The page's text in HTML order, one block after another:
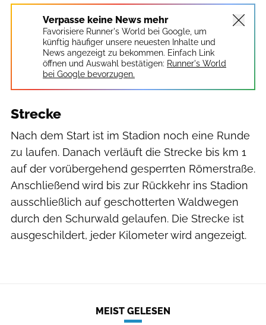
Verpasse keine News mehr
Favorisiere Runner's World bei Google, um
künftig häufiger unsere neuesten Inhalte und
News angezeigt zu bekommen. Einfach Link
öffnen und Auswahl bestätigen: Runner's World
bei Google bevorzugen.
Strecke
Nach dem Start ist im Stadion noch eine Runde
zu laufen. Danach verläuft die Strecke bis km 1
auf der vorübergehend gesperrten Römerstraße.
Anschließend wird bis zur Rückkehr ins Stadion
ausschließlich auf geschotterten Waldwegen
durch den Schurwald gelaufen. Die Strecke ist
ausgeschildert, jeder Kilometer wird angezeigt.
MEIST GELESEN